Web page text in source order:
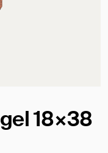
18×38